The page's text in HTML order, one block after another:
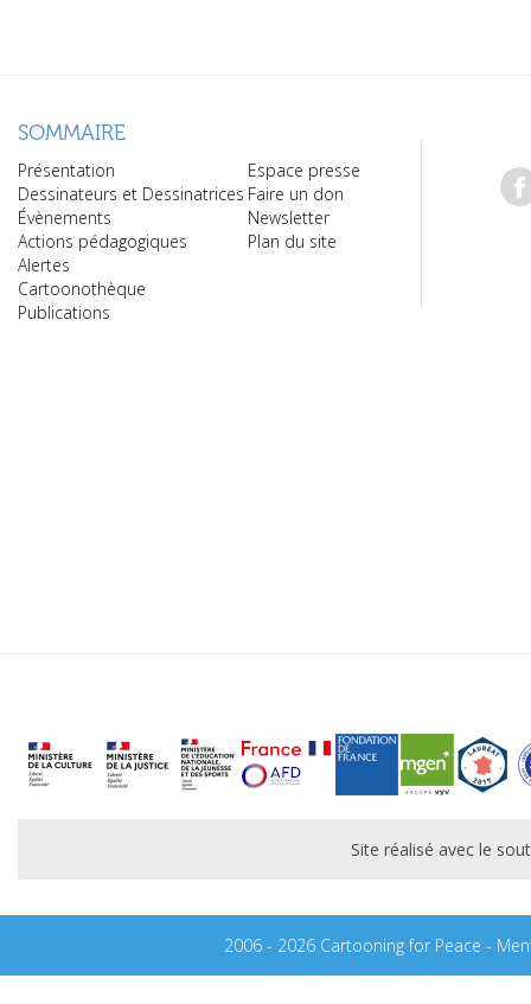
SOMMAIRE
Présentation
Dessinateurs et Dessinatrices
Évènements
Actions pédagogiques
Alertes
Cartoonothèque
Publications
Espace presse
Faire un don
Newsletter
Plan du site
Site réalisé avec le
2006 - 2026 Cartooning for Peace -